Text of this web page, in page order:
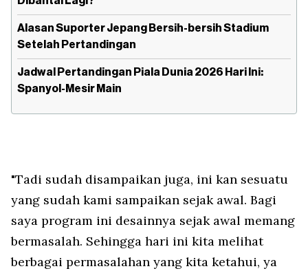
Alasan Suporter Jepang Bersih-bersih Stadium
Setelah Pertandingan
Jadwal Pertandingan Piala Dunia 2026 Hari Ini:
Spanyol-Mesir Main
"Tadi sudah disampaikan juga, ini kan sesuatu
yang sudah kami sampaikan sejak awal. Bagi
saya program ini desainnya sejak awal memang
bermasalah. Sehingga hari ini kita melihat
berbagai permasalahan yang kita ketahui, ya